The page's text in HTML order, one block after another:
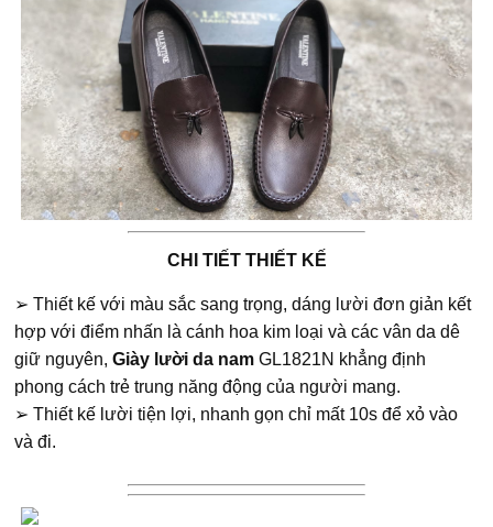
CHI TIẾT THIẾT KẾ
➢ Thiết kế với màu sắc sang trọng, dáng lười đơn giản kết
hợp với điểm nhấn là cánh hoa kim loại và các vân da dê
giữ nguyên, Giày lười da nam GL1821N khẳng định
phong cách trẻ trung năng động của người mang.
➢ Thiết kế lười tiện lợi, nhanh gọn chỉ mất 10s để xỏ vào
và đi.